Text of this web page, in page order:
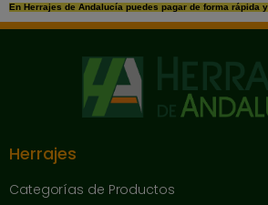
En Herrajes de Andalucía puedes pagar de forma rápida
Herrajes
Categorías de Productos